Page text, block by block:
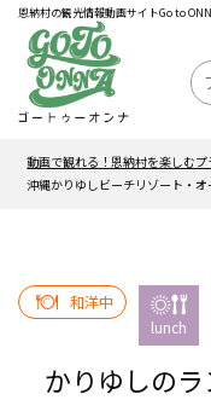
恩納村の観光情報動画サイトGo to
動画で観れる！恩納村を楽しむプ
沖縄かりゆしビーチリゾート・オ
和洋中
lunch
かりゆしの